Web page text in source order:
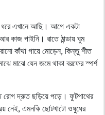
এখানে আছি। আগে একটা
কাজ পাইনি। রাতে ঠান্ডায় ঘুম
কাঁথা গায়ে মোড়েন, কিন্তু শীত
মাঝে যেন জমে থাকা বরফের স্পর্শ
রোগ দ্রুত ছড়িয়ে পড়ে। ফুটপাথের
নেই, এমনকি ছোটখাটো ওষুধের